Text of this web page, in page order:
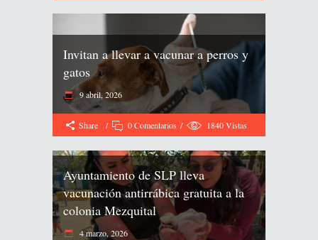
Invitan a llevar a vacunar a perros y
gatos
9 abril, 2026
Share 0 Comentarios 1840Vistas
Ayuntamiento de SLP lleva
vacunación antirrábica gratuita a la
colonia Mezquital
4 marzo, 2026